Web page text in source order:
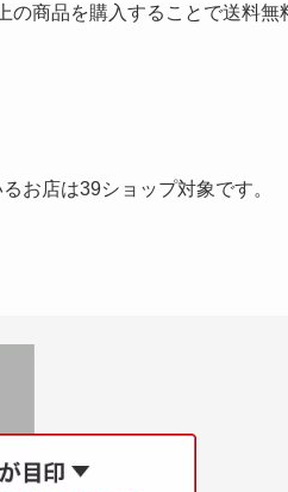
の商品を購入することで送料
お店は39ショップ対象です。